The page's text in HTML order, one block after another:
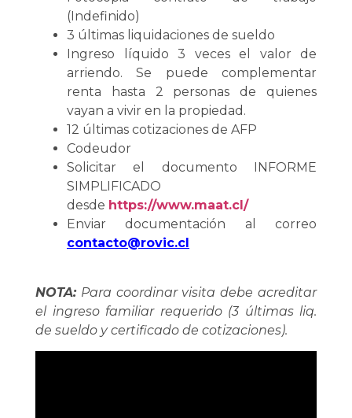
(Indefinido)
3 últimas liquidaciones de sueldo
Ingreso líquido 3 veces el valor de
arriendo. Se puede complementar
renta hasta 2 personas de quienes
vayan a vivir en la propiedad.
12 últimas cotizaciones de AFP
Codeudor
Solicitar el documento INFORME
SIMPLIFICADO
desde https://www.maat.cl/
Enviar documentación al correo
contacto@rovic.cl
NOTA:Para coordinar visita debe acreditar
el ingreso familiar requerido (3 últimas liq.
de sueldo y certificado de cotizaciones).